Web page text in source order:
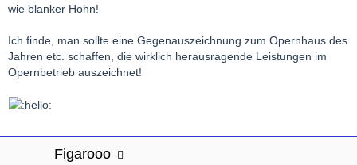
wie blanker Hohn!
Ich finde, man sollte eine Gegenauszeichnung zum Opernhaus des
Jahren etc. schaffen, die wirklich herausragende Leistungen im
Opernbetrieb auszeichnet!
Figarooo